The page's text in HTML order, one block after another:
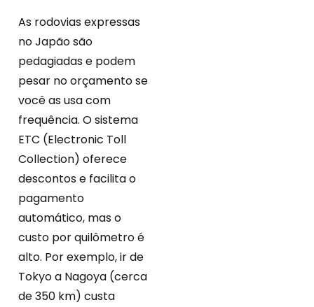
As rodovias expressas
no Japão são
pedagiadas e podem
pesar no orçamento se
você as usa com
frequência. O sistema
ETC (Electronic Toll
Collection) oferece
descontos e facilita o
pagamento
automático, mas o
custo por quilômetro é
alto. Por exemplo, ir de
Tokyo a Nagoya (cerca
de 350 km) custa